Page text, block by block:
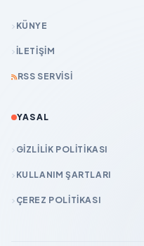
KÜNYE
İLETIŞIM
RSS SERVISI
YASAL
GIZLILIK POLITIKASI
KULLANIM ŞARTLARI
ÇEREZ POLITIKASI